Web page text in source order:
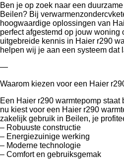
Ben je op zoek naar een
Beilen? Bij
hoogwaardige oplossingen van
perfect afgestemd op jouw woning
uitgebreide kennis in Haier r290
helpen wij je aan een systeem dat
—
Waarom kiezen voor een Haier
Een Haier r290 warmtepomp staat
nu kiest voor een Haier r290
zakelijk gebruik in Beilen, je
– Robuuste constructie
– Energiezuinige werking
– Moderne technologie
– Comfort en gebruiksgemak